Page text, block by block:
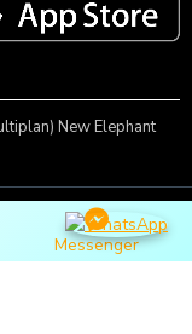
New Elephant
Reserved
Messenger